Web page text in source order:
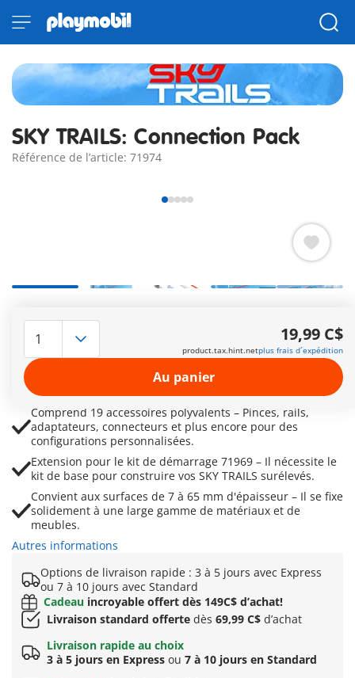
SKY TRAILS: Connection Pack
Référence de l’article: 71974
étagères, des bureaux ou des meubles à l'aide de pinces à
vis.
Élevez votre circuit vers de nouveaux sommets – Le
système de rails flexible vous permet de construire
verticalement et de manière créative.
Comprend 19 accessoires polyvalents – Pinces, rails,
adaptateurs, connecteurs et plus encore pour des
configurations personnalisées.
Extension pour le kit de démarrage 71969 – Il nécessite le
kit de base pour construire vos SKY TRAILS surélevés.
Convient aux surfaces de 7 à 65 mm d'épaisseur – Il se fixe
solidement à une large gamme de matériaux et de
meubles.
Autres informations
Options de livraison rapide : 3 à 5 jours avec Express
ou 7 à 10 jours avec Standard
Cadeau incroyable offert dès 149C$ d’achat!
Livraison standard offerte dès 69,99 C$ d’achat
Livraison rapide au choix
3 à 5 jours en Express ou 7 à 10 jours en Standard
19,99 C$
product.tax.hint.netplus frais d´expédition
Au panier